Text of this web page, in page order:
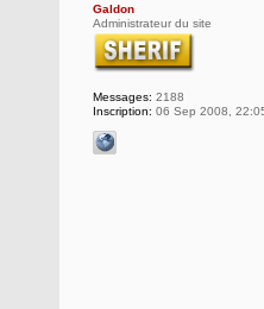
Galdon
Administrateur du site
Messages: 2188
Inscription: 06 Sep 2008,